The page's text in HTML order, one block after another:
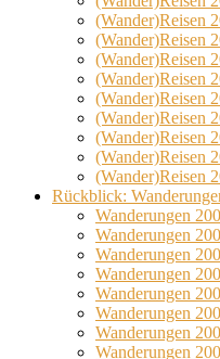
(Wander)Reisen
(Wander)Reisen
(Wander)Reisen
(Wander)Reisen
(Wander)Reisen
(Wander)Reisen
(Wander)Reisen
(Wander)Reisen
(Wander)Reisen
Rückblick:
Wanderungen
Wanderungen
Wanderungen
Wanderungen
Wanderungen
Wanderungen
Wanderungen
Wanderungen